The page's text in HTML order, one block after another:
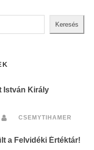
Keresés
István Király
CSEMYTIHAMER
a Felvidéki Értéktár!